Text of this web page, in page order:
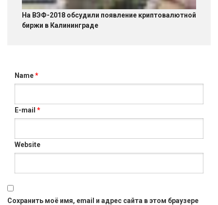
На ВЭФ-2018 обсудили появление криптовалютной
биржи в Калининграде
Name*
E-mail *
Website
Сохранить моё имя, email и адрес сайта в этом браузере